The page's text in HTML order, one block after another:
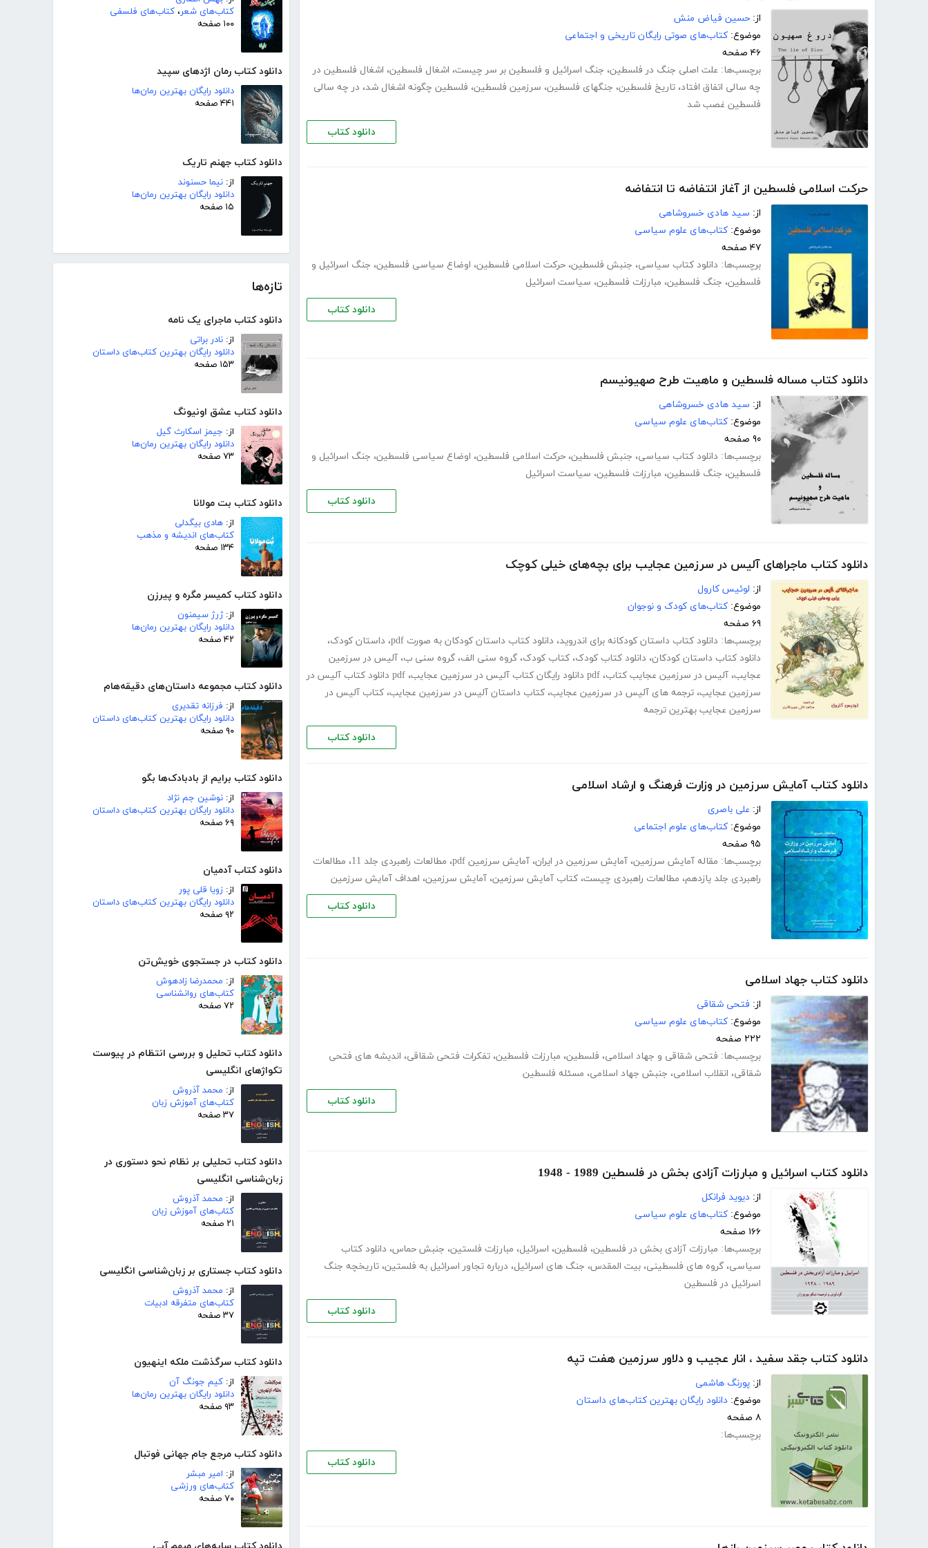
کتاب‌های شعر، کتاب‌های فلسفی
۱۰۰ صفحه
دانلود کتاب رمان اژدهای سپید
دانلود رایگان بهترین رمان‌ها
۴۴۱ صفحه
دانلود کتاب جهنم تاریک
از: نیما حسنوند
دانلود رایگان بهترین رمان‌ها
۱۵ صفحه
تازه‌ها
دانلود کتاب ماجرای یک نامه
از: نادر براتی
دانلود رایگان بهترین کتاب‌های داستان
۱۵۳ صفحه
دانلود کتاب عشق اونیونگ
از: جیمز اسکارث گیل
دانلود رایگان بهترین رمان‌ها
۷۳ صفحه
دانلود کتاب بت مولانا
از: هادی بیگدلی
کتاب‌های اندیشه و مذهب
۱۳۴ صفحه
دانلود کتاب کمیسر مگره و پیرزن
از:ژرژ سیمنون
دانلود رایگان بهترین رمان‌ها
۴۲ صفحه
دانلود کتاب مجموعه داستان‌های دقیقه‌هام
از: فرزانه تقدیری
دانلود رایگان بهترین کتاب‌های داستان
۹۰ صفحه
دانلود کتاب برایم از بادبادک‌ها بگو
از: نوشین جم نژاد
دانلود رایگان بهترین کتاب‌های داستان
۶۹ صفحه
دانلود کتاب آدمیان
از: زویا قلی پور
دانلود رایگان بهترین کتاب‌های داستان
۹۲ صفحه
دانلود کتاب در جستجوی خویش‌تن
از: محمدرضا زادهوش
کتاب‌های روانشناسی
۷۲ صفحه
دانلود کتاب تحلیل و بررسی انتظام در پیوست
تکواژهای انگلیسی
از: محمد آذروش
کتاب‌های آموزش زبان
۳۷ صفحه
دانلود کتاب تحلیلی بر نظام نحو دستوری در
زبان‌شناسی انگلیسی
از: محمد آذروش
کتاب‌های آموزش زبان
۲۱ صفحه
دانلود کتاب جستاری بر زبان‌شناسی انگلیسی
از: محمد آذروش
کتاب‌های متفرقه ادبیات
۳۷ صفحه
دانلود کتاب سرگذشت ملکه اینهیون
از: کیم جونگ آن
دانلود رایگان بهترین رمان‌ها
۹۳ صفحه
دانلود کتاب مرجع جام جهانی فوتبال
از: امیر مبشر
کتاب‌های ورزشی
۷۰ صفحه
از: حسین فیاض منش
موضوع: کتاب‌های صوتی رایگان تاریخی و اجتماعی
۴۶ صفحه
برچسب‌ها: علت اصلی جنگ در فلسطین، جنگ اسرائیل و فلسطین بر سر چیست، اشغال فلسطین، اشغال فلسطین در
چه سالی اتفاق افتاد، تاریخ فلسطین، جنگهای فلسطین، سرزمین فلسطین، فلسطین چگونه اشغال شد، در چه سالی
فلسطین غصب شد
دانلود کتاب
حرکت اسلامی فلسطین از آغاز انتفاضه تا انتفاضه
از: سید هادی خسروشاهی
موضوع: کتاب‌های علوم سیاسی
۴۷ صفحه
برچسب‌ها: دانلود کتاب سیاسی، جنبش فلسطین، حرکت اسلامی فلسطین، اوضاع سیاسی فلسطین، جنگ اسرائیل و
فلسطین، جنگ فلسطین، مبارزات فلسطین، سیاست اسرائیل
دانلود کتاب
دانلود کتاب مساله فلسطین و ماهیت طرح صهیونیسم
از: سید هادی خسروشاهی
موضوع: کتاب‌های علوم سیاسی
۹۰ صفحه
برچسب‌ها: دانلود کتاب سیاسی، جنبش فلسطین، حرکت اسلامی فلسطین، اوضاع سیاسی فلسطین، جنگ اسرائیل و
فلسطین، جنگ فلسطین، مبارزات فلسطین، سیاست اسرائیل
دانلود کتاب
دانلود کتاب ماجراهای آلیس در سرزمین عجایب برای بچه‌های خیلی کوچک
از: لوئیس کارول
موضوع: کتاب‌های کودک و نوجوان
۶۹ صفحه
برچسب‌ها: دانلود کتاب داستان کودکانه برای اندروید، دانلود کتاب داستان کودکان به صورت pdf ، داستان کودک،
دانلود کتاب داستان کودکان، دانلود کتاب کودک، کتاب کودک، گروه سنی الف، گروه سنی ب، آلیس در سرزمین
عجایب، آلیس در سرزمین عجایب کتاب، pdf دانلود رایگان کتاب آلیس در سرزمین عجایب ،
pdf دانلود کتاب آلیس در
سرزمین عجایب، ترجمه های آلیس در سرزمین عجایب، کتاب داستان آلیس در سرزمین عجایب، کتاب آلیس در
سرزمین عجایب بهترین ترجمه
دانلود کتاب
دانلود کتاب آمایش سرزمین در وزارت فرهنگ و ارشاد اسلامی
از: علی باصری
موضوع: کتاب‌های علوم اجتماعی
۹۵ صفحه
برچسب‌ها: مقاله آمایش سرزمین، آمایش سرزمین در ایران، آمایش سرزمین pdf ، مطالعات راهبردی جلد 11 ، مطالعات
راهبردی جلد یازدهم، مطالعات راهبردی چیست، کتاب آمایش سرزمین، آمایش سرزمین، اهداف آمایش سرزمین
دانلود کتاب
دانلود کتاب جهاد اسلامی
از: فتحی شقاقی
موضوع: کتاب‌های علوم سیاسی
۲۲۲ صفحه
برچسب‌ها: فتحی شقاقی و جهاد اسلامی، فلسطین، مبارزات فلسطین، تفکرات فتحی شقاقی، اندیشه های فتحی
شقاقی، انقلاب اسلامی، جنبش جهاد اسلامی، مسئله فلسطین
دانلود کتاب
دانلود کتاب اسرائیل و مبارزات آزادی بخش در فلسطین 1989 - 1948
از: دیوید فرانکل
موضوع: کتاب‌های علوم سیاسی
۱۶۶ صفحه
برچسب‌ها: مبارزات آزادی بخش در فلسطین، فلسطین، اسرائیل، مبارزات فلستین، جنبش حماس، دانلود کتاب
سیاسی، گروه های فلسطینی، بیت المقدس، جنگ های اسرائیل، درباره تجاور اسرائیل به فلستین، تاریخچه جنگ
اسرائیل در فلسطین
دانلود کتاب
دانلود کتاب جقد سفید ، انار عجیب و دلاور سرزمین هفت تپه
از: پورنگ هاشمی
موضوع: دانلود رایگان بهترین کتاب‌های داستان
۸ صفحه
برچسب‌ها:
دانلود کتاب